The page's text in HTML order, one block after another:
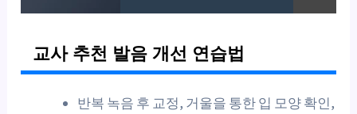
교사 추천 발음 개선 연습법
반복 녹음 후 교정, 거울을 통한 입 모양 확인,